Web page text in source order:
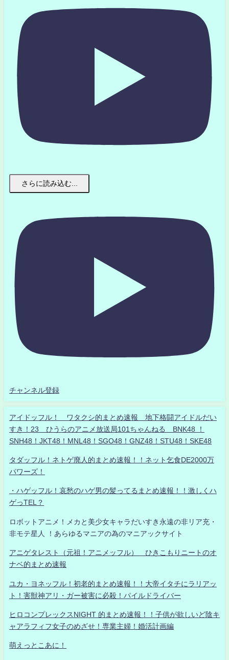
さらに読み込む...
チャンネル登録
アイドッフル！ ワタクシ的まとめ速報 地下格闘アイドルだい
すき！23 ひうらのアニメ放送局101ちゃんねる BNK48 ！
SNH48！JKT48！MNL48！SGO48！GNZ48！STU48！SKE48
タダッフル！ネトゲ廃人的まとめ速報！！ネット乞食DE2000万
パワーズ！
・ハゲッフル！哀愁のハゲ男の髪ってるまとめ速報！！激しくハ
ゲっTEL？
ロボットアニメ！メカと美少女キャラだいすき永遠の非リア充・
非モテ星人 ！あらゆるマニアの為のマニアックサイト
アニゲタレスト（元祖！アニメッフル） ひきこもりニートのオ
ナベ的まとめ速報
ユカ・ヨネッフル！初老的まとめ速報！！大帝イタチにラリアッ
ト！害獣神アリ・ガー被害に必殺！パイルドライバー
ヒロコンプレックスNIGHT 的まとめ速報！！子供が欲しいど陰キ
ャアラフィフ女子のめざせ！専業主婦！婚活計画編
萌えっとこあに！